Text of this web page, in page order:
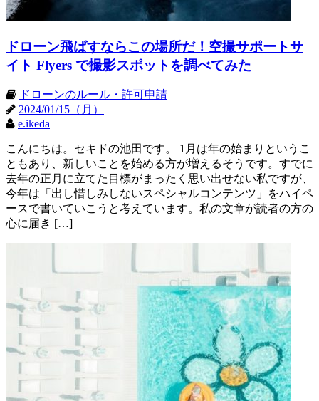
ドローン飛ばすならこの場所だ！空撮サポートサ
イト Flyers で撮影スポットを調べてみた
ドローンのルール・許可申請
2024/01/15（月）
e.ikeda
こんにちは。セキドの池田です。 1月は年の始まりというこ
ともあり、新しいことを始める方が増えるそうです。すでに
去年の正月に立てた目標がまったく思い出せない私ですが、
今年は「出し惜しみしないスペシャルコンテンツ」をハイペ
ースで書いていこうと考えています。私の文章が読者の方の
心に届き […]